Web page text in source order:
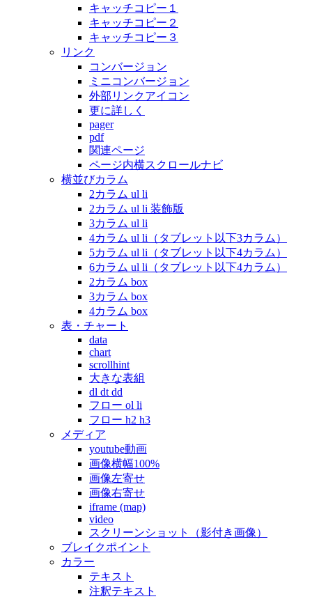
キャッチコピー１
キャッチコピー２
キャッチコピー３
リンク
コンバージョン
ミニコンバージョン
外部リンクアイコン
更に詳しく
pager
pdf
関連ページ
ページ内横スクロールナビ
横並びカラム
2カラム ul li
2カラム ul li 装飾版
3カラム ul li
4カラム ul li（タブレット以下3カラム）
5カラム ul li（タブレット以下4カラム）
6カラム ul li（タブレット以下4カラム）
2カラム box
3カラム box
4カラム box
表・チャート
data
chart
scrollhint
大きな表組
dl dt dd
フロー ol li
フロー h2 h3
メディア
youtube動画
画像横幅100%
画像左寄せ
画像右寄せ
iframe (map)
video
スクリーンショット（影付き画像）
ブレイクポイント
カラー
テキスト
注釈テキスト